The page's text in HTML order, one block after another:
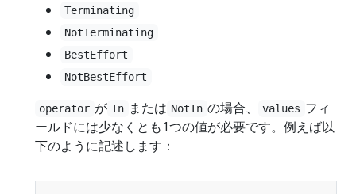
Terminating
NotTerminating
BestEffort
NotBestEffort
operator が In または NotIn の場合、 values フィ
ールドには少なくとも1つの値が必要です。例えば以
下のように記述します：